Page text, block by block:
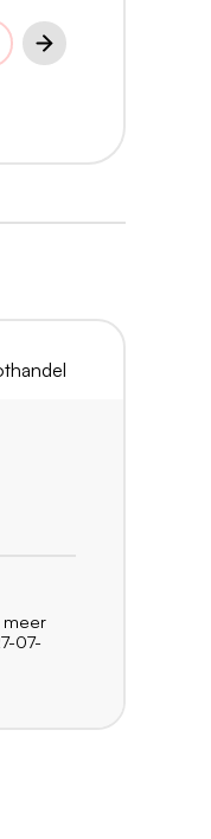
meer
07-